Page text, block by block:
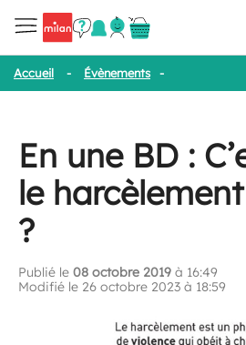
Accueil - Évènements -
En une BD :
le
?
Publié le 08 octobre 2019 à 16:49
Modifié le 26 octobre 2023 à 18:59